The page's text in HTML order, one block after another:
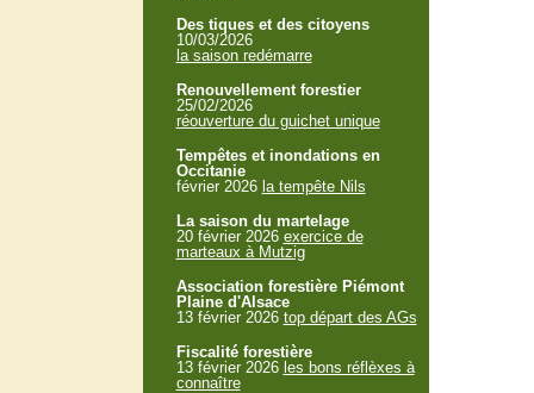
Des tiques et des citoyens
10/03/2026
la saison redémarre
Renouvellement forestier
25/02/2026
réouverture du guichet unique
Tempêtes et inondations en
Occitanie
février 2026 la tempête Nils
La saison du martelage
20 février 2026 exercice de
marteaux à Mutzig
Association forestière Piémont
Plaine d'Alsace
13 février 2026 top départ des AGs
Fiscalité forestière
13 février 2026 les bons réflèxes à
connaître